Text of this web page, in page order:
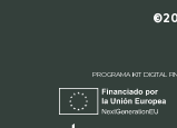
PROGRAMA KIT DIGITAL